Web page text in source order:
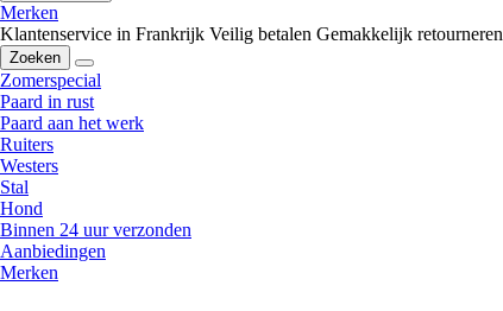
Merken
Klantenservice in Frankrijk Veilig betalen Gemakkelijk retourneren
Zoeken
Zomerspecial
Paard in rust
Paard aan het werk
Ruiters
Westers
Stal
Hond
Binnen 24 uur verzonden
Aanbiedingen
Merken